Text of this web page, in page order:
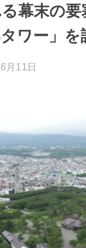
幕末の
ワー」を
月11日